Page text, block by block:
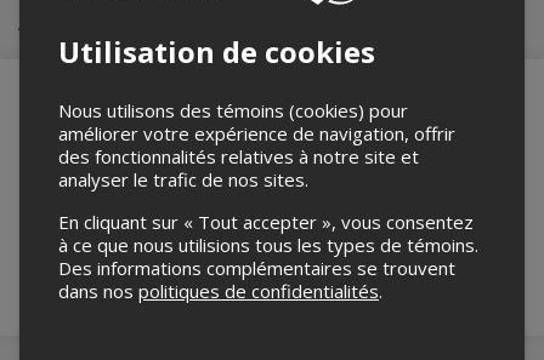
Achat de billets
Merci de confirmer que vous n'êtes pas un
robot ci-bas.
Utilisation de cookies
Nous utilisons des témoins (cookies) pour
améliorer votre expérience de navigation, offrir
des fonctionnalités relatives à notre site et
analyser le trafic de nos sites.
En cliquant sur « Tout accepter », vous consentez
à ce que nous utilisions tous les types de témoins.
Des informations complémentaires se trouvent
dans nos politiques de confidentialités.